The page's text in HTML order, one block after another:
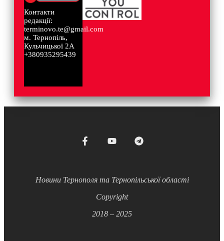
Контакти
редакції:
terminovo.te@gmail.com
м. Тернопіль,
Кульчицької 2А
+380935295439
Новини Тернополя та Тернопільської області
Copyright
2018 – 2025